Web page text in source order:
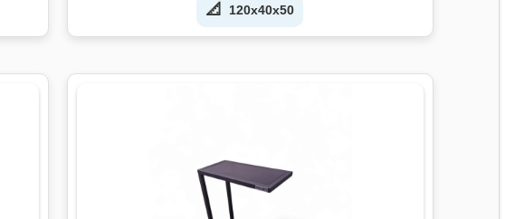
📐 120x40x50